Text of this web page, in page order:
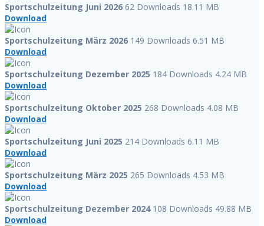
Sportschulzeitung Juni 2026 62 Downloads 18.11 MB
Download
Sportschulzeitung März 2026 149 Downloads 6.51 MB
Download
Sportschulzeitung Dezember 2025 184 Downloads 4.24 MB
Download
Sportschulzeitung Oktober 2025 268 Downloads 4.08 MB
Download
Sportschulzeitung Juni 2025 214 Downloads 6.11 MB
Download
Sportschulzeitung März 2025 265 Downloads 4.53 MB
Download
Sportschulzeitung Dezember 2024 108 Downloads 49.88 MB
Download